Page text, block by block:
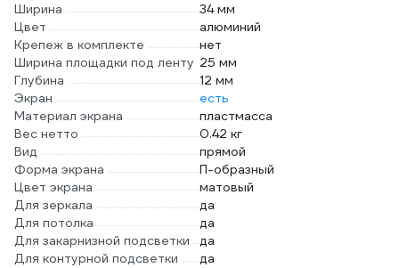
Ширина
34 мм
Цвет
алюминий
Крепеж в комплекте
нет
Ширина площадки под ленту 25 мм
Глубина
12 мм
Экран
есть
Материал экрана
пластмасса
Вес нетто
0.42 кг
Вид
прямой
Форма экрана
П-образный
Цвет экрана
матовый
Для зеркала
да
Для потолка
да
Для закарнизной подсветки
да
Для контурной подсветки
да